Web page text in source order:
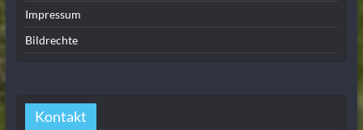
Impressum
Bildrechte
Kontakt